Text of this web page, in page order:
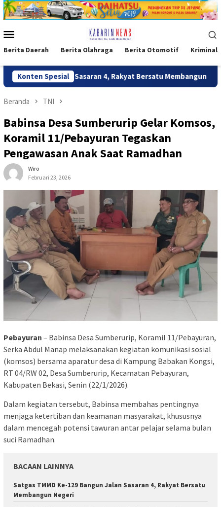
Loncat
ke
Mobile
Berita Daerah Berita Olahraga Berita Otomotif Kriminal
Konten Spesial
Jalan Sasaran 4, Rakyat Bersatu Membangun Negeri
Beranda TNI
Babinsa Desa Sumberurip Gelar Komsos,
Koramil 11/Pebayuran Tegaskan
Pengawasan Anak Saat Ramadhan
Wiro
Februari 23, 2026
Pebayuran – Babinsa Desa Sumberurip, Koramil 11/Pebayuran,
Serka Abdul Manap melaksanakan kegiatan komunikasi sosial
(komsos) bersama aparatur desa di Kampung Babakan Kongsi,
RT 04/RW 02, Desa Sumberurip, Kecamatan Pebayuran,
Kabupaten Bekasi, Senin (22/1/2026).
Dalam kegiatan tersebut, Babinsa membahas pentingnya
menjaga ketertiban dan keamanan masyarakat, khususnya
dalam mencegah potensi tawuran antar pelajar selama bulan
suci Ramadhan.
BACAAN LAINNYA
Satgas TMMD Ke-129 Bangun Jalan Sasaran 4, Rakyat Bersatu
Membangun Negeri